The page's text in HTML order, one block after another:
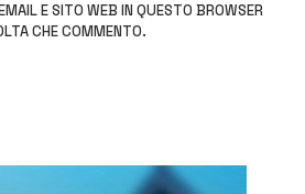
E SITO WEB IN QUESTO BROWSER
CHE COMMENTO.